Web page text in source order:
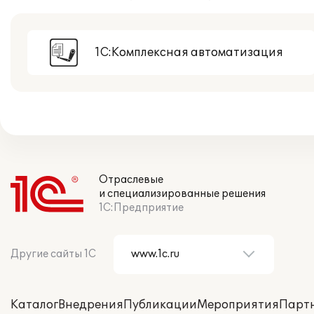
1С:Комплексная автоматизация
Отраслевые
и специализированные решения
1С:Предприятие
Другие сайты 1С
КаталогВнедренияПубликацииМероприятия